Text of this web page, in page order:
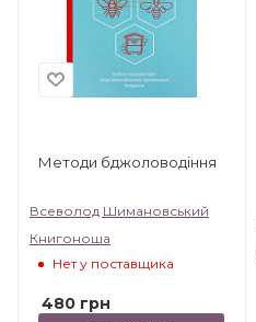
Методи бджоловодіння
Всеволод Шимановський
Книгоноша
Нет у поставщика
480 грн